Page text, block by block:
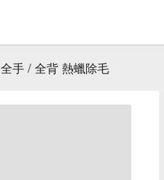
全手 / 全背 熱蠟除毛